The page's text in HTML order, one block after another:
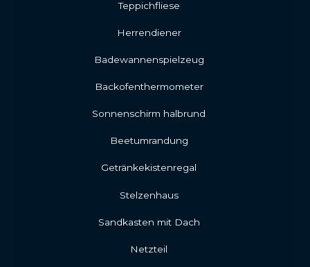
Teppichfliese
Herrendiener
Badewannenspielzeug
Backofenthermometer
Sonnenschirm halbrund
Beetumrandung
Getränkekistenregal
Stelzenhaus
Sandkasten mit Dach
Netzteil